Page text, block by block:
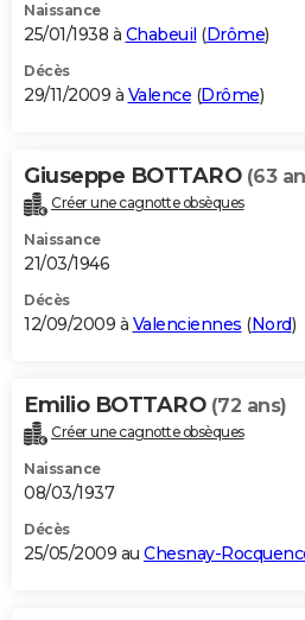
Naissance
25/01/1938 à Chabeuil (Drôme)
Décès
29/11/2009 à Valence (Drôme)
Giuseppe BOTTARO (63
Créer une cagnotte obsèques
Naissance
21/03/1946
Décès
12/09/2009 à Valenciennes (Nord)
Emilio BOTTARO (72 ans)
Créer une cagnotte obsèques
Naissance
08/03/1937
Décès
25/05/2009 au Chesnay-